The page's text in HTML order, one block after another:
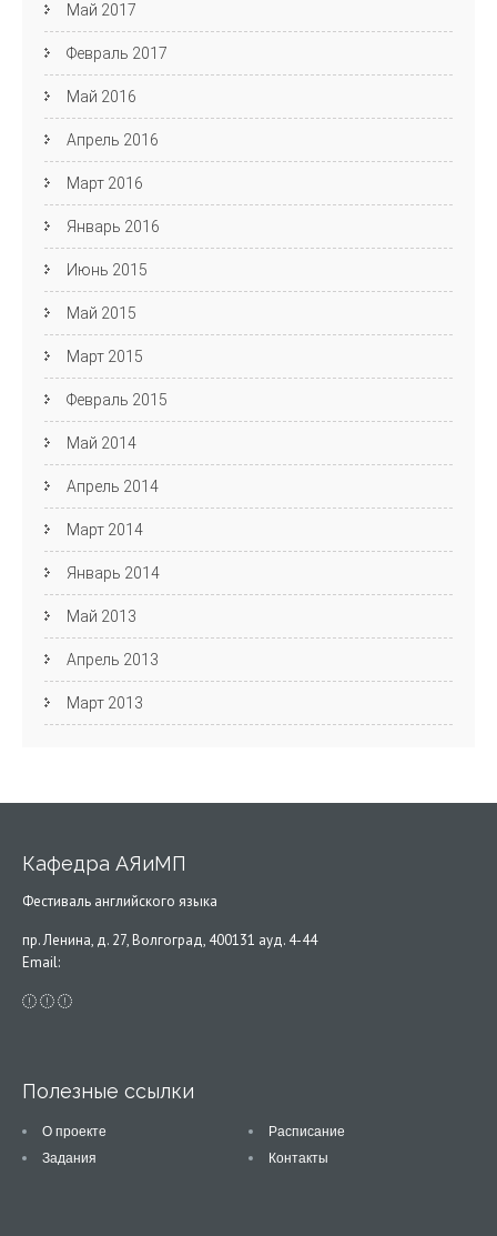
Май 2017
Февраль 2017
Май 2016
Апрель 2016
Март 2016
Январь 2016
Июнь 2015
Май 2015
Март 2015
Февраль 2015
Май 2014
Апрель 2014
Март 2014
Январь 2014
Май 2013
Апрель 2013
Март 2013
Кафедра АЯиМП
Фестиваль английского языка
пр. Ленина, д. 27, Волгоград, 400131 ауд. 4-44
Email:
Полезные ссылки
О проекте
Расписание
Задания
Контакты